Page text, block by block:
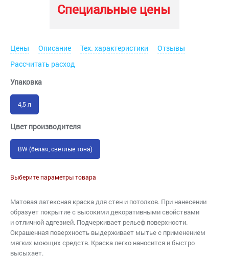
Специальные цены
Цены Описание Тех. характеристики
Отзывы
Рассчитать расход
Упаковка
4,5 л
Цвет производителя
BW (белая, светлые тона)
Выберите параметры товара
Матовая латексная краска для стен и потолков. При нанесении
образует покрытие с высокими декоративными свойствами
и отличной адгезией. Подчеркивает рельеф поверхности.
Окрашенная поверхность выдерживает мытье с применением
мягких моющих средств. Краска легко наносится и быстро
высыхает.